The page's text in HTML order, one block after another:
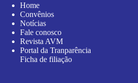
Home
Convênios
Notícias
Fale conosco
Revista AVM
Portal da Tranparência
Ficha de filiação